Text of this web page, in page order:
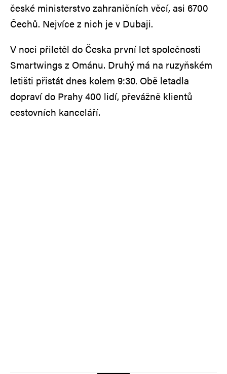
české ministerstvo zahraničních věcí, asi 6700
Čechů. Nejvíce z nich je v Dubaji.
V noci přiletěl do Česka první let společnosti
Smartwings z Ománu. Druhý má na ruzyňském
letišti přistát dnes kolem 9:30. Obě letadla
dopraví do Prahy 400 lidí, převážně klientů
cestovních kanceláří.